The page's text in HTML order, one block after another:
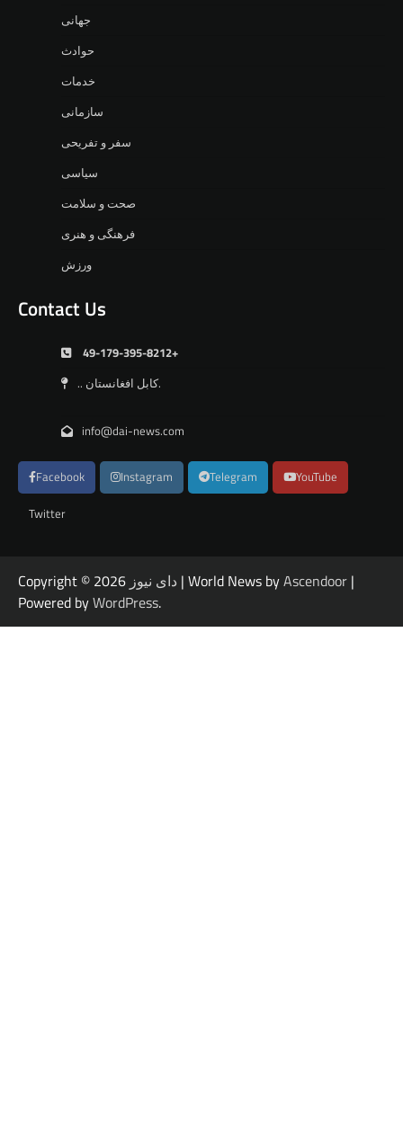
جهانی
حوادث
خدمات
سازمانی
سفر و تفریحی
سیاسی
صحت و سلامت
فرهنگی و هنری
ورزش
Contact Us
49-179-395-8212+
.. کابل افغانستان.
info@dai-news.com
Facebook Instagram Telegram YouTube
Twitter
Copyright © 2026 دای نیوز | World News byAscendoor |
Powered byWordPress.